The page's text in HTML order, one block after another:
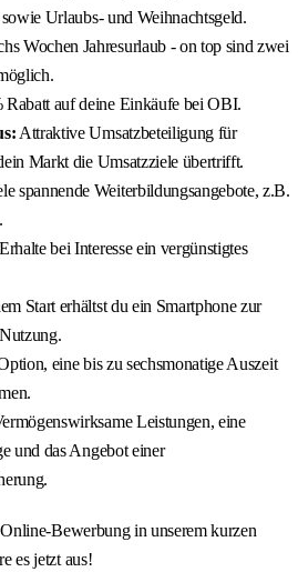
Urlaubs- und Weihnachtsgeld.
Wochen Jahresurlaub - on top sind zwei
Rabatt auf deine Einkäufe bei OBI.
Attraktive Umsatzbeteiligung für
Markt die Umsatzziele übertrifft.
spannende Weiterbildungsangebote, z.B.
Erhalte bei Interesse ein vergünstigtes
Start erhältst du ein Smartphone zur
eine bis zu sechsmonatige Auszeit
Leistungen, eine
und das Angebot einer
Bewerbung in unserem kurzen
es jetzt aus!